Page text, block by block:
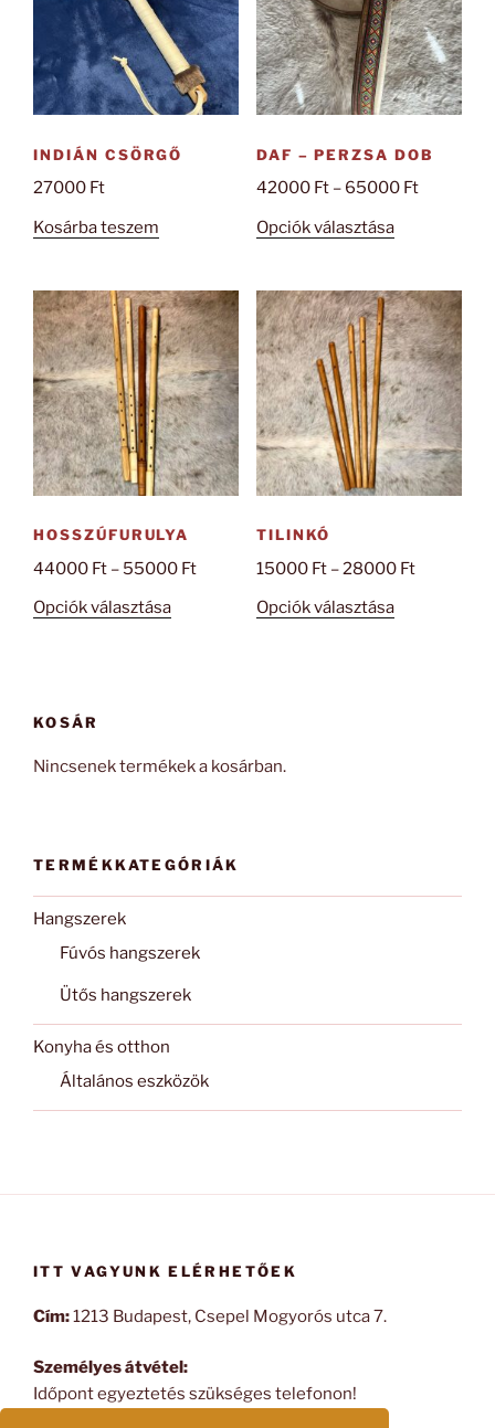
termékoldalon
választhatók
ki
INDIÁN CSÖRGŐ
27000 Ft
Kosárba teszem
DAF – PERZSA DOB
42000 Ft – 65000 Ft
Opciók választásaEnnek
több
variációja
van.
A
változatok
a
választhatók
HOSSZÚFURULYA
44000 Ft – 55000 FtÁrtartomány:
Opciók választásaEnnek
A
választhatók
ki
TILINKÓ
15000 Ft –28000 Ft
Opciók választásaEnnek
ki
KOSÁR
Nincsenek termékek a kosárban.
TERMÉKKATEGÓRIÁK
Hangszerek
Fúvós hangszerek
Ütős hangszerek
Konyha és otthon
Általános eszközök
ITT VAGYUNK ELÉRHETŐEK
Cím:1213 Budapest, Csepel Mogyorós utca 7.
Személyes átvétel:
Időpont egyeztetés szükséges telefonon!